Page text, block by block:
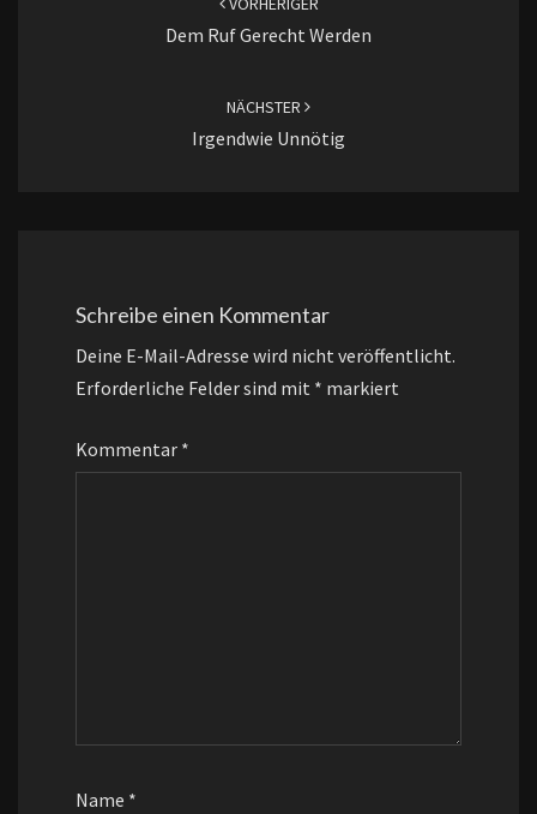
Dem Ruf Gerecht Werden
NÄCHSTER
Irgendwie Unnötig
Schreibe einen Kommentar
Deine E-Mail-Adresse wird nicht veröffentlicht.
Erforderliche Felder sind mit * markiert
Kommentar *
Name *